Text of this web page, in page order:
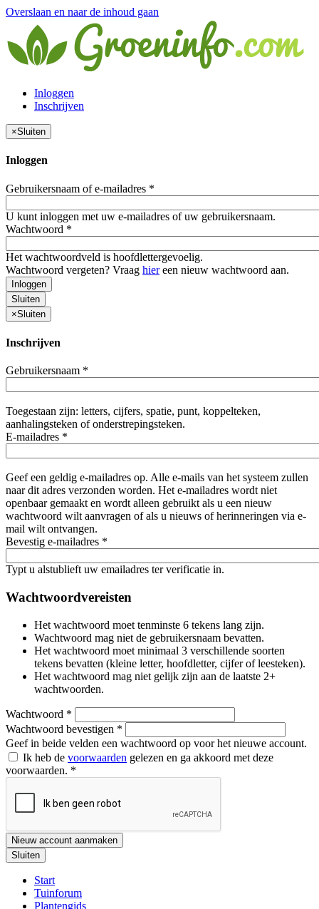
Overslaan en naar de inhoud gaan
Inloggen
Inschrijven
×Sluiten
Inloggen
Gebruikersnaam of e-mailadres *
U kunt inloggen met uw e-mailadres of uw gebruikersnaam.
Wachtwoord *
Het wachtwoordveld is hoofdlettergevoelig.
Wachtwoord vergeten? Vraag hiereen nieuw wachtwoord aan.
Inloggen
Sluiten
×Sluiten
Inschrijven
Gebruikersnaam *
Toegestaan zijn: letters, cijfers, spatie, punt, koppelteken,
aanhalingsteken of onderstrepingsteken.
E-mailadres *
Geef een geldig e-mailadres op. Alle e-mails van het systeem zullen
naar dit adres verzonden worden. Het e-mailadres wordt niet
openbaar gemaakt en wordt alleen gebruikt als u een nieuw
wachtwoord wilt aanvragen of als u nieuws of herinneringen via e-
mail wilt ontvangen.
Bevestig e-mailadres *
Typt u alstublieft uw emailadres ter verificatie in.
Wachtwoordvereisten
Het wachtwoord moet tenminste 6 tekens lang zijn.
Wachtwoord mag niet de gebruikersnaam bevatten.
Het wachtwoord moet minimaal 3 verschillende soorten
tekens bevatten (kleine letter, hoofdletter, cijfer of leesteken).
Het wachtwoord mag niet gelijk zijn aan de laatste 2+
wachtwoorden.
Wachtwoord *
Wachtwoord bevestigen *
Geef in beide velden een wachtwoord op voor het nieuwe account.
Ik heb de voorwaarden gelezen en ga akkoord met deze
voorwaarden. *
Nieuw account aanmaken
Sluiten
Start
Tuinforum
Plantengids